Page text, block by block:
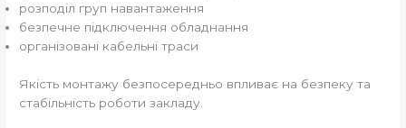
розподіл груп навантаження
безпечне підключення обладнання
організовані кабельні траси
Якість монтажу безпосередньо впливає на безпеку та
стабільність роботи закладу.